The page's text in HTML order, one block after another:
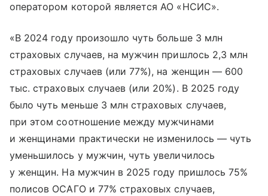
оператором которой является АО «НСИС».
«В 2024 году произошло чуть больше 3 млн
страховых случаев, на мужчин пришлось 2,3 млн
страховых случаев (или 77%), на женщин — 600
тыс. страховых случаев (или 20%). В 2025 году
было чуть меньше 3 млн страховых случаев,
при этом соотношение между мужчинами
и женщинами практически не изменилось — чуть
уменьшилось у мужчин, чуть увеличилось
у женщин. На мужчин в 2025 году пришлось 75%
полисов ОСАГО и 77% страховых случаев,